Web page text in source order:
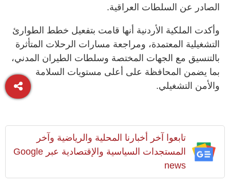
الصادر عن السلطات العراقية.
وأكدت الملكية الأردنية أنها قامت بتفعيل خطط الطوارئ
التشغيلية المعتمدة، ومراجعة مسارات الرحلات المتأثرة
بالتنسيق مع الجهات المختصة وسلطات الطيران المدني،
بما يضمن المحافظة على أعلى مستويات السلامة
والأمن التشغيلي.
تابعوا آخر أخبارنا المحلية والرياضية وآخر
المستجدات السياسية والإقتصادية عبر Google
news